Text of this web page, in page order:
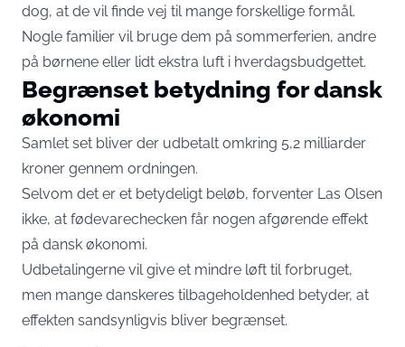
dog, at de vil finde vej til mange forskellige formål.
Nogle familier vil bruge dem på sommerferien, andre
på børnene eller lidt ekstra luft i hverdagsbudgettet.
Begrænset betydning for dansk
økonomi
Samlet set bliver der udbetalt omkring 5,2 milliarder
kroner gennem ordningen.
Selvom det er et betydeligt beløb, forventer Las Olsen
ikke, at fødevarechecken får nogen afgørende effekt
på dansk økonomi.
Udbetalingerne vil give et mindre løft til forbruget,
men mange danskeres tilbageholdenhed betyder, at
effekten sandsynligvis bliver begrænset.